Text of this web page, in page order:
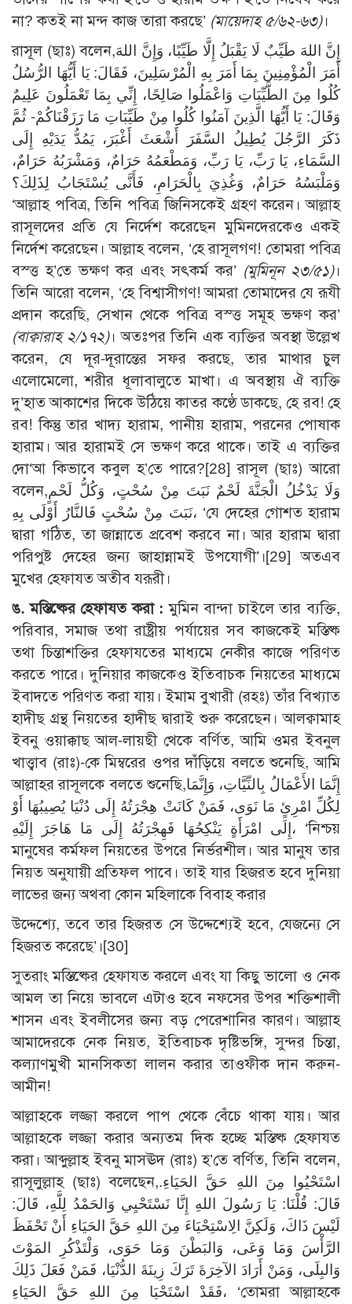
না? কতই না মন্দ কাজ তারা করছে’ (মায়েদাহ ৫/৬২-৬৩)।
রাসূল (ছাঃ) বলেন,إِنَّ اللهَ طَيِّبٌ لَا يَقْبَلُ إِلَّا طَيِّبًا، وَإِنَّ اللهَ
أَمَرَ الْمُؤْمِنِينَ بِمَا أَمَرَ بِهِ الْمُرْسَلِينَ، فَقَالَ: يَا أَيُّهَا الرُّسُلُ
كُلُوا مِنَ الطَّيِّبَاتِ وَاعْمَلُوا صَالِحًا، إِنِّي بِمَا تَعْمَلُونَ عَلِيمٌ
وَقَالَ: يَا أَيُّهَا الَّذِينَ آمَنُوا كُلُوا مِنْ طَيِّبَاتِ مَا رَزَقْنَاكُمْ- ثُمَّ
ذَكَرَ الرَّجُلَ يُطِيلُ السَّفَرَ أَشْعَثَ أَغْبَرَ، يَمُدُّ يَدَيْهِ إِلَى
السَّمَاءِ، يَا رَبِّ، يَا رَبِّ، وَمَطْعَمُهُ حَرَامٌ، وَمَشْرَبُهُ حَرَامٌ،
وَمَلْبَسُهُ حَرَامٌ، وَغُذِيَ بِالْحَرَامِ، فَأَنَّى يُسْتَجَابُ لِذَلِكَ؟
‘আল্লাহ পবিত্র, তিনি পবিত্র জিনিসকেই গ্রহণ করেন। আল্লাহ
রাসূলদের প্রতি যে নির্দেশ করেছেন মুমিনদেরকেও একই
নির্দেশ করেছেন। আল্লাহ বলেন, ‘হে রাসূলগণ! তোমরা পবিত্র
বস্ত্ত হ’তে ভক্ষণ কর এবং সৎকর্ম কর’ (মুমিনূন ২৩/৫১)।
তিনি আরো বলেন, ‘হে বিশ্বাসীগণ! আমরা তোমাদের যে রূযী
প্রদান করেছি, সেখান থেকে পবিত্র বস্ত্ত সমূহ ভক্ষণ কর’
(বাক্বারাহ ২/১৭২)। অতঃপর তিনি এক ব্যক্তির অবস্থা উল্লেখ
করেন, যে দূর-দূরান্তের সফর করছে, তার মাথার চুল
এলোমেলো, শরীর ধূলাবালুতে মাখা। এ অবস্থায় ঐ ব্যক্তি
দু’হাত আকাশের দিকে উঠিয়ে কাতর কণ্ঠে ডাকছে, হে রব! হে
রব! কিন্তু তার খাদ্য হারাম, পানীয় হারাম, পরনের পোষাক
হারাম। আর হারামই সে ভক্ষণ করে থাকে। তাই এ ব্যক্তির
দো‘আ কিভাবে কবুল হ’তে পারে?[28] রাসূল (ছাঃ) আরো
বলেন,وَلَا يَدْخُلُ الْجَنَّةَ لَحْمٌ نَبَتَ مِنْ سُحْتٍ، وَكُلُّ لَحْمٍ
نَبَتَ مِنْ سُحْتٍ فَالنَّارُ أَوْلَى بِهِ، ‘যে দেহের গোশত হারাম
দ্বারা গঠিত, তা জান্নাতে প্রবেশ করবে না। আর হারাম দ্বারা
পরিপুষ্ট দেহের জন্য জাহান্নামই উপযোগী’।[29] অতএব
মুখের হেফাযত অতীব যরূরী।
ঙ. মস্তিষ্কের হেফাযত করা :মুমিন বান্দা চাইলে তার ব্যক্তি,
পরিবার, সমাজ তথা রাষ্ট্রীয় পর্যায়ের সব কাজকেই মস্তিষ্ক
তথা চিন্তাশক্তির হেফাযতের মাধ্যমে নেকীর কাজে পরিণত
করতে পারে। দুনিয়ার কাজকেও ইতিবাচক নিয়তের মাধ্যমে
ইবাদতে পরিণত করা যায়। ইমাম বুখারী (রহঃ) তাঁর বিখ্যাত
হাদীছ গ্রন্থ নিয়তের হাদীছ দ্বারাই শুরু করেছেন। আলক্বামাহ
ইবনু ওয়াক্কাছ আল-লায়ছী থেকে বর্ণিত, আমি ওমর ইবনুল
খাত্ত্বাব (রাঃ)-কে মিম্বরের ওপর দাঁড়িয়ে বলতে শুনেছি, আমি
আল্লাহর রাসূলকে বলতে শুনেছি,إِنَّمَا الأَعْمَالُ بِالنِّيَّاتِ، وَإِنَّمَا
لِكُلِّ امْرِئٍ مَا نَوَى، فَمَنْ كَانَتْ هِجْرَتُهُ إِلَى دُنْيَا يُصِيبُهَا أَوْ
إِلَى امْرَأَةٍ يَنْكِحُهَا فَهِجْرَتُهُ إِلَى مَا هَاجَرَ إِلَيْهِ، ‘নিশ্চয়
মানুষের কর্মফল নিয়তের উপরে নির্ভরশীল। আর মানুষ তার
নিয়ত অনুযায়ী প্রতিফল পাবে। তাই যার হিজরত হবে দুনিয়া
লাভের জন্য অথবা কোন মহিলাকে বিবাহ করার
উদ্দেশ্যে, তবে তার হিজরত সে উদ্দেশ্যেই হবে, যেজন্যে সে
হিজরত করেছে’।[30]
সুতরাং মস্তিষ্কের হেফাযত করলে এবং যা কিছু ভালো ও নেক
আমল তা নিয়ে ভাবলে এটাও হবে নফসের উপর শক্তিশালী
শাসন এবং ইবলীসের জন্য বড় পেরেশানির কারণ। আল্লাহ
আমাদেরকে নেক নিয়ত, ইতিবাচক দৃষ্টিভঙ্গি, সুন্দর চিন্তা,
কল্যাণমুখী মানসিকতা লালন করার তাওফীক দান করুন-
আমীন!
আল্লাহকে লজ্জা করলে পাপ থেকে বেঁচে থাকা যায়। আর
আল্লাহকে লজ্জা করার অন্যতম দিক হচ্ছে মস্তিষ্ক হেফাযত
করা। আব্দুল্লাহ ইবনু মাসঊদ (রাঃ) হ’তে বর্ণিত, তিনি বলেন,
রাসূলুল্লাহ (ছাঃ) বলেছেন,اسْتَحْيُوا مِنَ اللهِ حَقَّ الحَيَاءِ.
قَالَ: قُلْنَا: يَا رَسُولَ اللهِ إِنَّا نَسْتَحْيِي وَالحَمْدُ لِلَّهِ، قَالَ:
لَيْسَ ذَاكَ، وَلَكِنَّ الِاسْتِحْيَاءَ مِنَ اللهِ حَقَّ الحَيَاءِ أَنْ تَحْفَظَ
الرَّأْسَ وَمَا وَعَى، وَالبَطْنَ وَمَا حَوَى، وَلْتَذْكُرِ المَوْتَ
وَالبِلَى، وَمَنْ أَرَادَ الآخِرَةَ تَرَكَ زِينَةَ الدُّنْيَا، فَمَنْ فَعَلَ ذَلِكَ
فَقَدْ اسْتَحْيَا مِنَ اللهِ حَقَّ الحَيَاءِ، ‘তোমরা আল্লাহকে